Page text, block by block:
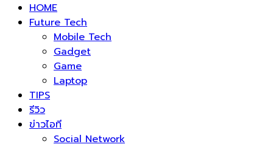
HOME
Future Tech
Mobile Tech
Gadget
Game
Laptop
TIPS
รีวิว
ข่าวไอที
Social Network